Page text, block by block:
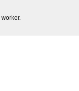
worker.